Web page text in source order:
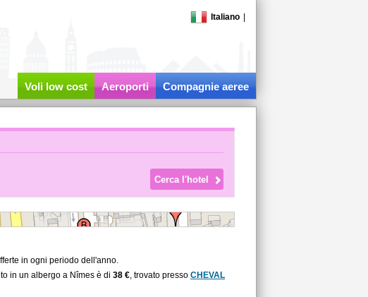
Italiano
Voli low cost Aeroporti Compagnie aeree
in ogni periodo dell'anno.
in un albergo a Nîmes è di38 €, trovato pressoCHEVAL